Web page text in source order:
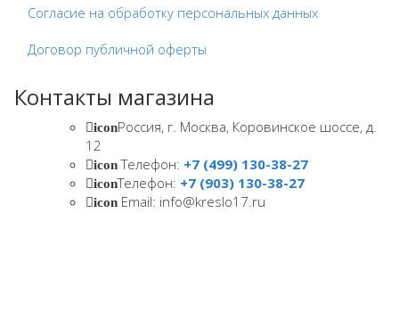
Согласие на обработку персональных данных
Договор публичной оферты
Контакты магазина
iconРоссия, г. Москва, Коровинское шоссе, д.
12
iconТелефон: +7 (499) 130-38-27
iconТелефон: +7 (903) 130-38-27
icon Email: info@kreslo17.ru